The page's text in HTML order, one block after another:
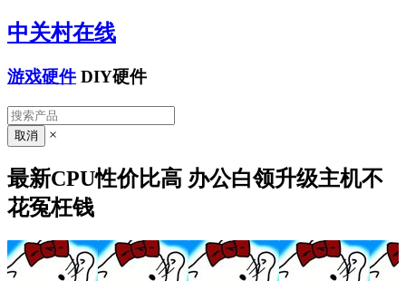
中关村在线
游戏硬件 DIY硬件
×
最新CPU性价比高 办公白领升级主机不
花冤枉钱